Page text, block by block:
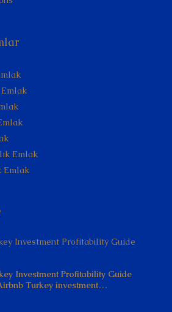
Emlak
Emlak
Emlak
Investment Profitability Guide
Investment Profitability Guide
Turkey investment…